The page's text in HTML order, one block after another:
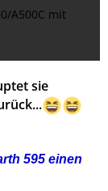
A500C mit
sie
595 einen